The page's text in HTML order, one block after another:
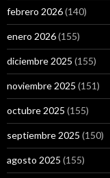
febrero 2026(140)
enero 2026(155)
diciembre 2025 (155)
noviembre 2025 (151)
octubre 2025 (155)
septiembre 2025 (150)
agosto 2025 (155)